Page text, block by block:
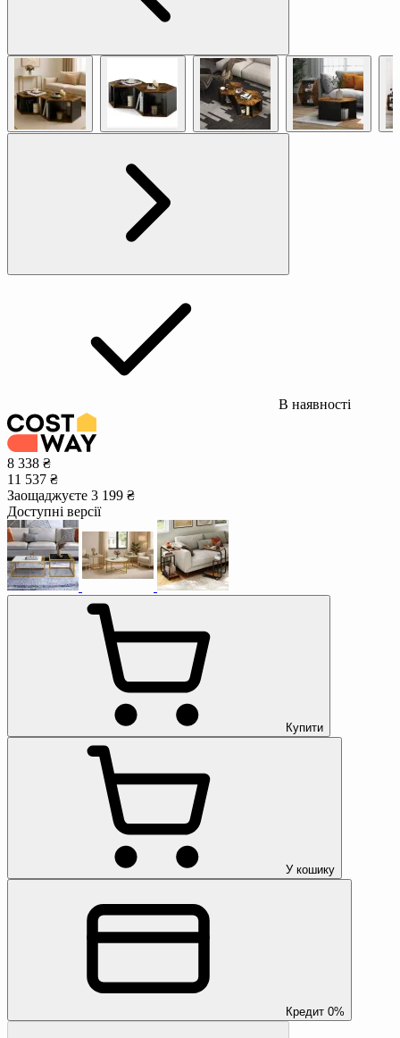
В наявності
8 338 ₴
11 537 ₴
Заощаджуєте 3 199 ₴
Доступні версії
Купити
У кошику
Кредит 0%